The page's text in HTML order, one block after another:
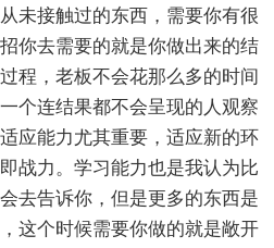
未接触过的东西，需要你有很
你去需要的就是你做出来的结
程，老板不会花那么多的时间
个连结果都不会呈现的人观察
应能力尤其重要，适应新的环
战力。学习能力也是我认为比
去告诉你，但是更多的东西是
这个时候需要你做的就是敞开